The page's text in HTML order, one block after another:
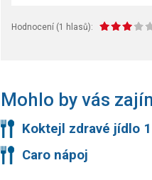
Hodnocení (1 hlasů):
Mohlo by vás
Koktejl zdravé jídlo 1
Caro nápoj